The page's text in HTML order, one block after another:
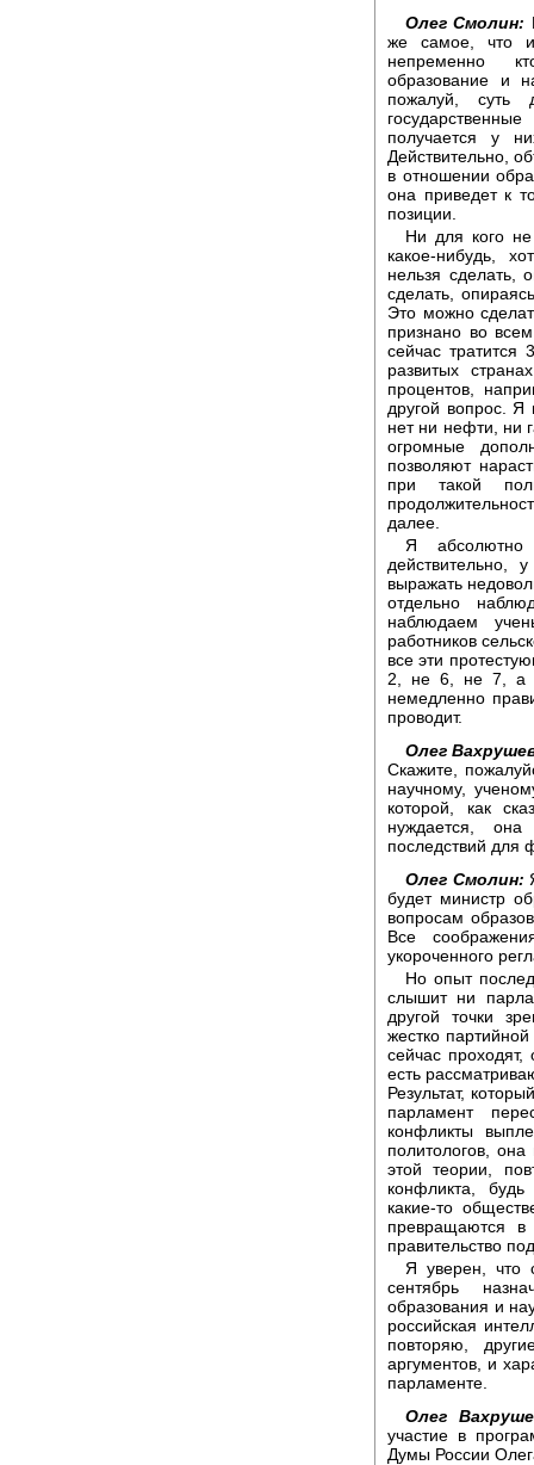
Олег Смолин:
же самое, что
непременно
образование и
пожалуй,
получается у
Действительно,
в отношении
она приведет к
позиции.
Ни для кого
какое-нибудь,
нельзя сделать,
сделать,
Это можно
признано во
сейчас тратится
развитых
процентов,
другой вопрос. Я
нет ни нефти, ни
огромные
позволяют
при такой
далее.
Я
действительно,
выражать
отдельно
наблюдаем
работников
все эти
2, не 6, не 7, а
немедленно
проводит.
Олег
Скажите,
научному,
которой, как
нуждается,
последствий для
Олег Смолин:
будет министр
вопросам
Все
укороченного
Но опыт
слышит ни
другой точки
жестко
сейчас
есть
Результат,
парламент
конфликты
политологов,
этой теории,
конфликта,
какие-то
превращаются
правительство
Я уверен, что
сентябрь
образования и
российская
повторяю,
аргументов, и
парламенте.
Олег
участие в
Думы России